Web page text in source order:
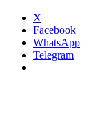
X
Facebook
WhatsApp
Telegram